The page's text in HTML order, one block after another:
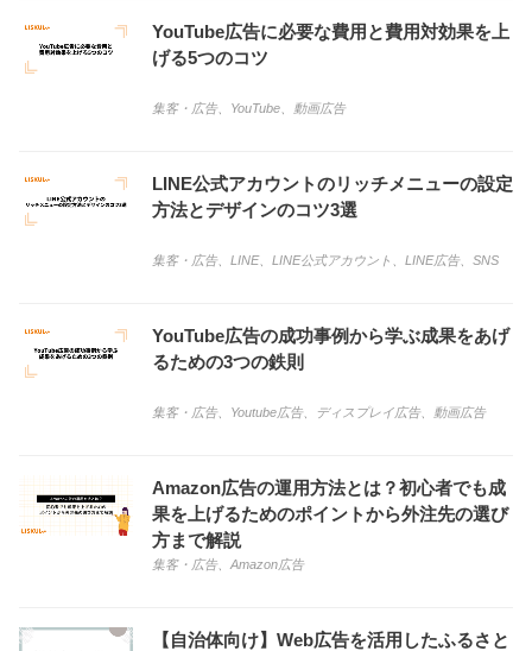
YouTube広告に必要な費用と費用対効果を上
げる5つのコツ
集客・広告、 YouTube 動画広告
LINE公式アカウントのリッチメニューの設定
方法とデザインのコツ3選
集客・広告、 LINE、 LINE公式アカウント LINE広告、 SNS
YouTube広告の成功事例から学ぶ成果をあげ
るための3つの鉄則
集客・広告、 Youtube広告、 ディスプレイ広告、 動画広告
Amazon広告の運用方法とは？初心者でも成
果を上げるためのポイントから外注先の選び
方まで解説
集客・広告、 Amazon広告
【自治体向け】Web広告を活用したふるさと